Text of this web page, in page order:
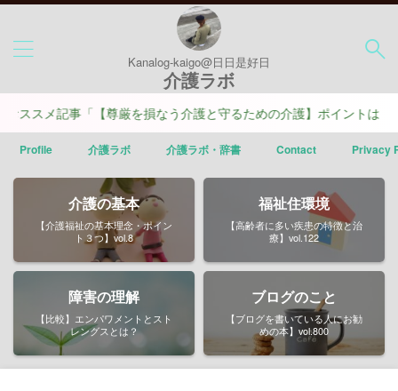
Kanalog-kaigo@日日是好日
介護ラボ
スメ記事「【尊厳を損なう介護と守るための介護】ポイントは４つ」
Profile 介護ラボ 介護ラボ・辞書 Contact Privacy
介護の基本
【介護福祉の基本理念・ポイン
ト３つ】vol.8
福祉住環境
【高齢者に多い疾患の特徴と治
療】vol.122
障害の理解
【比較】エンパワメントとスト
レングスとは？
ブログのこと
【ブログを書いている人にお勧
めの本】vol.800